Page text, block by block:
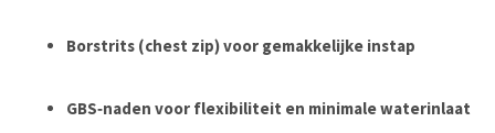
Borstrits (chest zip) voor gemakkelijke instap
GBS‑naden voor flexibiliteit en minimale waterinlaat